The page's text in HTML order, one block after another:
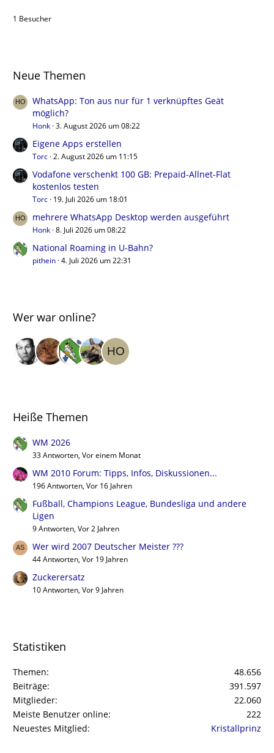
1 Besucher
Neue Themen
WhatsApp: Ton aus nur für 1 verknüpftes Geät
möglich?
Honk 3. August 2026 um 08:22
Eigene Apps erstellen
Torc 2. August 2026 um 11:15
Vodafone verschenkt 100 GB: Prepaid-Allnet-Flat
kostenlos testen
Torc 19. Juli 2026 um 18:01
mehrere WhatsApp Desktop werden ausgeführt
Honk 8. Juli 2026 um 08:22
National Roaming in U-Bahn?
pithein 4. Juli 2026 um 22:31
Wer war online?
Heiße Themen
WM 2026
33 Antworten, Vor einem Monat
WM 2010 Forum: Tipps, Infos, Diskussionen...
196 Antworten, Vor 16 Jahren
Fußball, Champions League, Bundesliga und andere
Ligen
9 Antworten, Vor 2 Jahren
Wer wird 2007 Deutscher Meister ???
44 Antworten, Vor 19 Jahren
Zuckerersatz
10 Antworten, Vor 9 Jahren
Statistiken
Themen
48.656
Beiträge
391.597
Mitglieder
22.060
Meiste Benutzer online
222
Neuestes Mitglied
Kristallprinz